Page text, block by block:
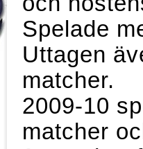
Spelade
Uttagen
matcher.
2009-10
matcher